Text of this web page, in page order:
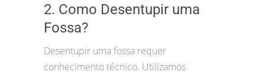
2. Como Desentupir uma
Fossa?
Desentupir uma fossa requer
conhecimento técnico. Utilizamos